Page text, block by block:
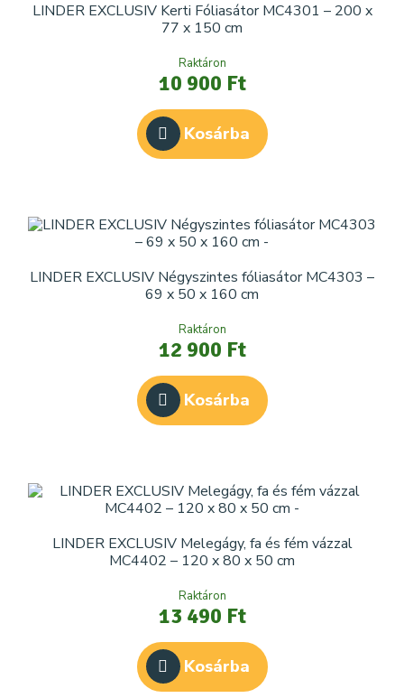
LINDER EXCLUSIV Kerti Fóliasátor MC4301 – 200 x
77 x 150 cm
Raktáron
10 900 Ft
Kosárba
LINDER EXCLUSIV Négyszintes fóliasátor MC4303 –
69 x 50 x 160 cm
Raktáron
12 900 Ft
Kosárba
LINDER EXCLUSIV Melegágy, fa és fém vázzal
MC4402 – 120 x 80 x 50 cm
Raktáron
13 490 Ft
Kosárba